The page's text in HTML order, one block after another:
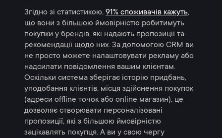
Згідно зі статистикою, 91% споживачів кажуть,
що вони з більшою ймовірністю робитимуть
покупки у брендів, які надають пропозиції та
рекомендації щодо них. За допомогою CRM ви
не просто можете налаштовувати рекламу або
надсилати повідомлення вашим клієнтам.
Оскільки система зберігає історію придбань,
уподобання клієнтів, місця здійснення покупок
(адреси offline точок або online магазин), це
дозволяє створювати персоналізовані
пропозиції, які з більшою ймовірністю
зацікавлять покупця. А ви у свою чергу